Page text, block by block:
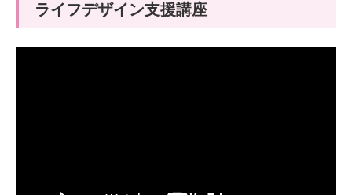
ライフデザイン支援講座